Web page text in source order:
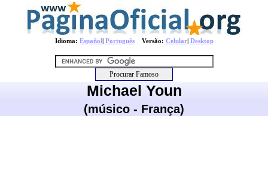
Idioma: Español| PortuguêsVersão: Celular| Desktop
Michael Youn
(músico - França)